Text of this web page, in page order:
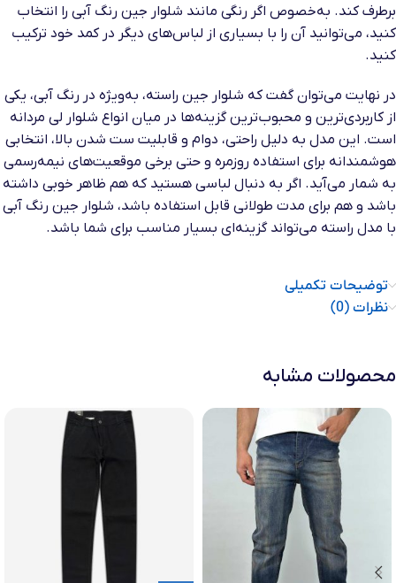
برطرف کند. به‌خصوص اگر رنگی مانند شلوار جین رنگ آبی را انتخاب
کنید، می‌توانید آن را با بسیاری از لباس‌های دیگر در کمد خود ترکیب
کنید.
در نهایت می‌توان گفت که شلوار جین راسته، به‌ویژه در رنگ آبی، یکی
از کاربردی‌ترین و محبوب‌ترین گزینه‌ها در میان انواع شلوار لی مردانه
است. این مدل به دلیل راحتی، دوام و قابلیت ست شدن بالا، انتخابی
هوشمندانه برای استفاده روزمره و حتی برخی موقعیت‌های نیمه‌رسمی
به شمار می‌آید. اگر به دنبال لباسی هستید که هم ظاهر خوبی داشته
باشد و هم برای مدت طولانی قابل استفاده باشد، شلوار جین رنگ آبی
با مدل راسته می‌تواند گزینه‌ای بسیار مناسب برای شما باشد.
توضیحات تکمیلی
نظرات (0)
محصولات مشابه